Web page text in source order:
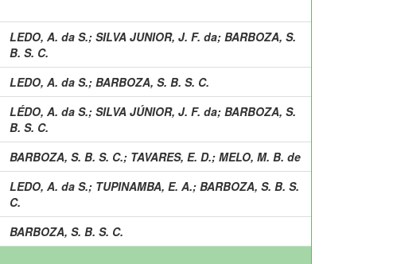
LEDO, A. da S.; SILVA JUNIOR, J. F. da; BARBOZA, S.
B. S. C.
LEDO, A. da S.; BARBOZA, S. B. S. C.
LÉDO, A. da S.; SILVA JÚNIOR, J. F. da; BARBOZA, S.
B. S. C.
BARBOZA, S. B. S. C.; TAVARES, E. D.; MELO, M. B. de
LEDO, A. da S.; TUPINAMBA, E. A.; BARBOZA, S. B. S.
C.
BARBOZA, S. B. S. C.